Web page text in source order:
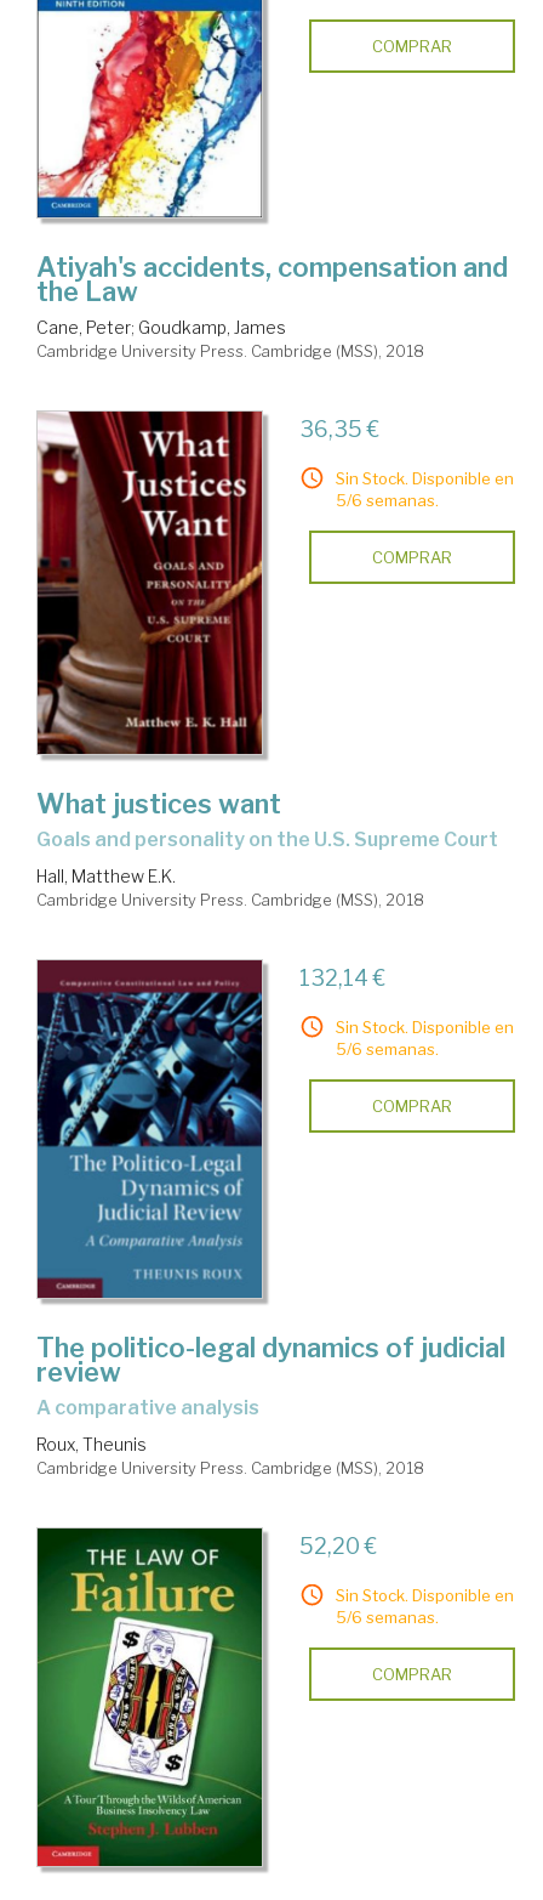
COMPRAR
Atiyah's accidents, compensation and
the Law
Cane, Peter; Goudkamp, James
Cambridge University Press. Cambridge (MSS), 2018
36,35 €
Sin Stock. Disponible en
5/6 semanas.
COMPRAR
What justices want
goals and personality on the U.S. Supreme Court
Hall, Matthew E.K.
Cambridge University Press. Cambridge (MSS), 2018
132,14 €
Sin Stock. Disponible en
5/6 semanas.
COMPRAR
The politico-legal dynamics of judicial
review
a comparative analysis
Roux, Theunis
Cambridge University Press. Cambridge (MSS), 2018
52,20 €
Sin Stock. Disponible en
5/6 semanas.
COMPRAR